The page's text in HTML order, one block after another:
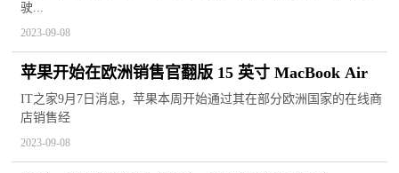
驶...
2023-09-08
苹果开始在欧洲销售官翻版 15 英寸 MacBook Air
IT之家9月7日消息，苹果本周开始通过其在部分欧洲国家的在线商
店销售经
2023-09-08